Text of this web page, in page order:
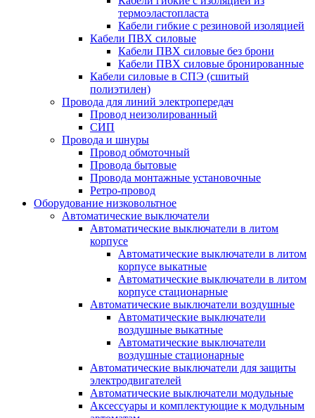
термоэластопласта
Кабели гибкие с резиновой изоляцией
Кабели ПВХ силовые
Кабели ПВХ силовые без брони
Кабели ПВХ силовые бронированные
Кабели силовые в СПЭ (сшитый
полиэтилен)
Провода для линий электропередач
Провод неизолированный
СИП
Провода и шнуры
Провод обмоточный
Провода бытовые
Провода монтажные установочные
Ретро-провод
Оборудование низковольтное
Автоматические выключатели
Автоматические выключатели в литом
корпусе
Автоматические выключатели в литом
корпусе выкатные
Автоматические выключатели в литом
корпусе стационарные
Автоматические выключатели воздушные
Автоматические выключатели
воздушные выкатные
Автоматические выключатели
воздушные стационарные
Автоматические выключатели для защиты
электродвигателей
Автоматические выключатели модульные
Аксессуары и комплектующие к модульным